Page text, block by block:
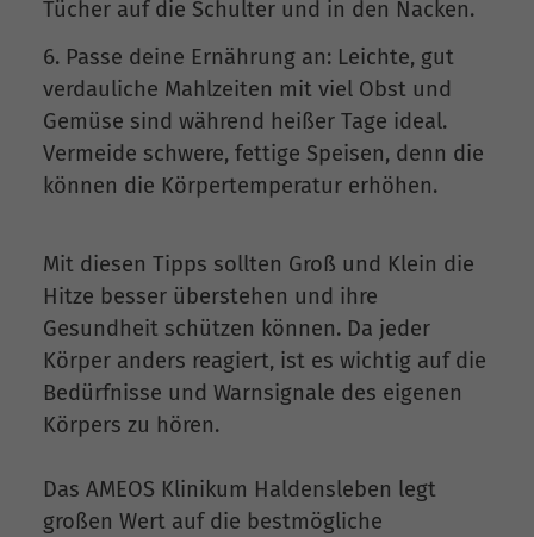
Tücher auf die Schulter und in den Nacken.
Passe deine Ernährung an: Leichte, gut
verdauliche Mahlzeiten mit viel Obst und
Gemüse sind während heißer Tage ideal.
Vermeide schwere, fettige Speisen, denn die
können die Körpertemperatur erhöhen.
Mit diesen Tipps sollten Groß und Klein die
Hitze besser überstehen und ihre
Gesundheit schützen können. Da jeder
Körper anders reagiert, ist es wichtig auf die
Bedürfnisse und Warnsignale des eigenen
Körpers zu hören.
Das AMEOS Klinikum Haldensleben legt
großen Wert auf die bestmögliche